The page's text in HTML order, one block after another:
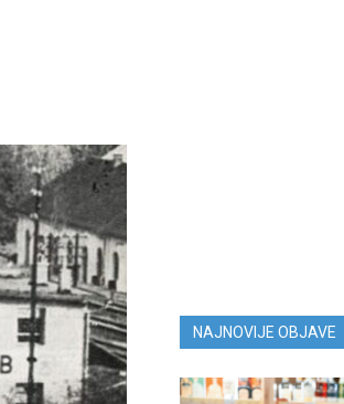
NAJNOVIJE OBJAVE